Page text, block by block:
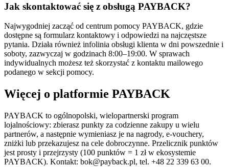
Jak skontaktować się z obsługą PAYBACK?
Najwygodniej zacząć od centrum pomocy PAYBACK, gdzie
dostępne są formularz kontaktowy i odpowiedzi na najczęstsze
pytania. Działa również infolinia obsługi klienta w dni powszednie i
soboty, zazwyczaj w godzinach 8:00–19:00. W sprawach
indywidualnych możesz też skorzystać z kontaktu mailowego
podanego w sekcji pomocy.
Więcej o platformie PAYBACK
PAYBACK to ogólnopolski, wielopartnerski program
lojalnościowy: zbierasz punkty za codzienne zakupy u wielu
partnerów, a następnie wymieniasz je na nagrody, e‑vouchery,
zniżki lub przekazujesz na cele dobroczynne. Przelicznik punktów
jest prosty i przejrzysty (100 punktów = 1 zł w ekosystemie
PAYBACK). Kontakt: bok@payback.pl, tel. +48 22 339 63 00.